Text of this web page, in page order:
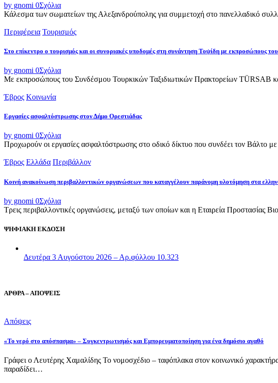
by gnomi 0Σχόλια
Κάλεσμα των σωματείων της Αλεξανδρούπολης για συμμετοχή στο πανελλαδικό
Περιφέρεια Τουρισμός
Στο επίκεντρο ο τουρισμός και οι συνοριακές υποδομές στη συνάντηση Τοψίδη με εκπροσώπους
by gnomi 0Σχόλια
Με εκπροσώπους του Συνδέσμου Τουρκικών Ταξιδιωτικών Πρακτορείων TÜRSAB
Έβρος Κοινωνία
Εργασίες ασφαλτόστρωσης στον Δήμο Ορεστιάδας
by gnomi 0Σχόλια
Προχωρούν οι εργασίες ασφαλτόστρωσης στο οδικό δίκτυο που συνδέει τον Βάλτο
Έβρος Ελλάδα Περιβάλλον
Κοινή ανακοίνωση περιβαλλοντικών οργανώσεων που καταγγέλουν παράνομη υλοτόμηση στα
by gnomi 0Σχόλια
Τρεις περιβαλλοντικές οργανώσεις, μεταξύ των οποίων και η Εταιρεία Προστασίας
ΨΗΦΙΑΚΗ ΕΚΔΟΣΗ
Δευτέρα 3 Αυγούστου 2026 – Αρ.φύλλου 10.323
ΑΡΘΡΑ – ΑΠΟΨΕΙΣ
Απόψεις
«Το νερό στο απόσπασμα» – Συγκεντρωτισμός και Εμπορευματοποίηση για ένα δημόσιο αγαθό
Γράφει ο Λευτέρης Χαμαλίδης Το νομοσχέδιο – ταφόπλακα στον κοινωνικό
παραδίδει…